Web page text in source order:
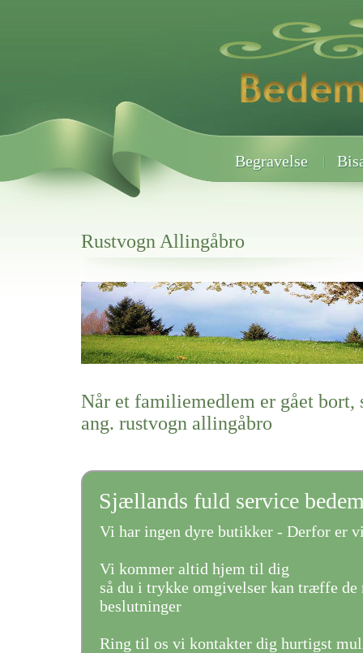
Begravelse
Rustvogn Allingåbro
Her hos os får du altid en god afslutning når det gælder
Rustvogn Allingåbro
vi hjælper i alle faser af begravelsel
Når et familiemedlem er gået bort,
ang. rustvogn allingåbro
Sjællands fuld service
Vi har ingen dyre butikker - Derfor er
Vi kommer altid hjem til dig
så du i trykke omgivelser kan træffe de
beslutninger
Ring til os vi kontakter dig hurtigst